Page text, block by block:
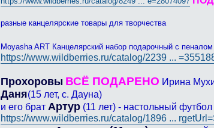
разные канцелярские товары для творчества
Moyasha ART Канцелярский набор подарочный с
https://www.wildberries.ru/catalog/2239 ...
Прохоровы ВСЁ ПОДАРЕНО Ирина
Даня(15 лет, с. Дауна)
и его брат Артур (11 лет) - настольный футбол
https://www.wildberries.ru/catalog/1896 ...